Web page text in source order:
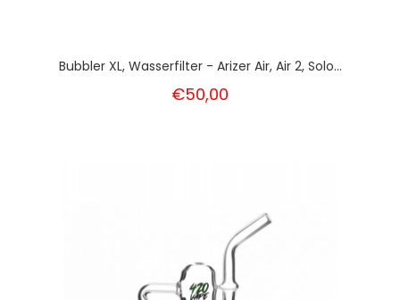
Bubbler XL, Wasserfilter - Arizer Air, Air 2, Solo...
€50,00